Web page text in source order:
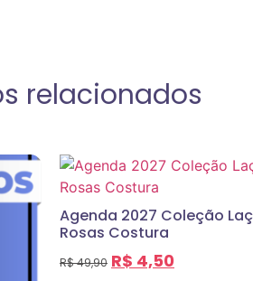
relacionados
Agenda 2027 Coleção
Rosas Costura
R$49,90 R$ 4,50